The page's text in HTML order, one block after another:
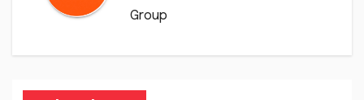
Group